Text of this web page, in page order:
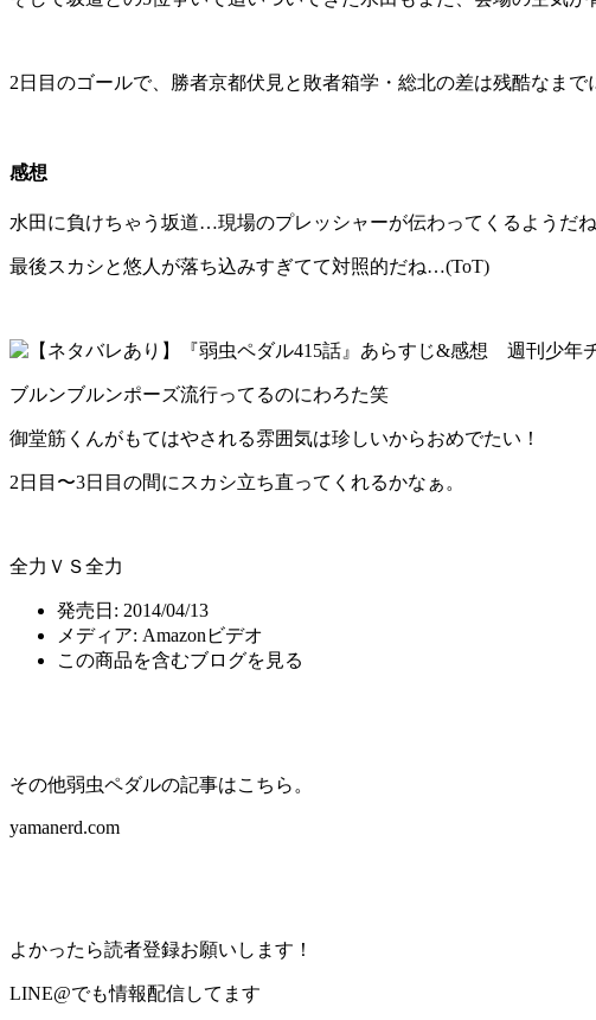
2日目のゴールで、勝者京都伏見と敗者箱学・総北の差は残酷なまで
感想
水田に負けちゃう坂道…現場のプレッシャーが伝わってくるようだね
最後スカシと悠人が落ち込みすぎてて対照的だね…(ToT)
ブルンブルンポーズ流行ってるのにわろた笑
御堂筋くんがもてはやされる雰囲気は珍しいからおめでたい！
2日目〜3日目の間にスカシ立ち直ってくれるかなぁ。
全力ＶＳ全力
発売日: 2014/04/13
メディア: Amazonビデオ
この商品を含むブログを見る
その他弱虫ペダルの記事はこちら。
yamanerd.com
よかったら読者登録お願いします！
LINE@でも情報配信してます